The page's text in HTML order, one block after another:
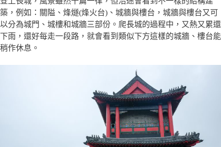
築，例如：關隘、烽燧(烽火台)、城牆與樓台，城牆與樓台又可
以分為城門、城樓和城牆三部份。爬長城的過程中，又熱又累還
下雨，還好每走一段路，就會看到類似下方這樣的城牆、樓台能
稍作休息。